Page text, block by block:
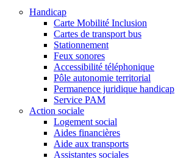
Handicap
Carte Mobilité Inclusion
Cartes de transport bus
Stationnement
Feux sonores
Accessibilité téléphonique
Pôle autonomie territorial
Permanence juridique handicap
Service PAM
Action sociale
Logement social
Aides financières
Aide aux transports
Assistantes sociales